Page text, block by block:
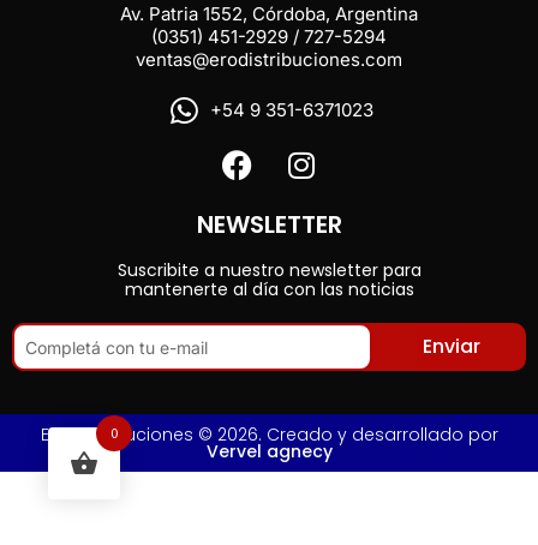
Av. Patria 1552, Córdoba, Argentina
(0351) 451-2929 / 727-5294
ventas@erodistribuciones.com
+54 9 351-6371023
NEWSLETTER
Suscribite a nuestro newsletter para
mantenerte al día con las noticias
Enviar
Ero Distribuciones © 2026. Creado y desarrollado por
Vervel agnecy
0